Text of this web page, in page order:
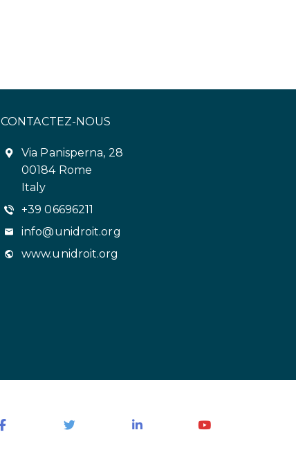
CONTACTEZ-NOUS
Via Panisperna, 28
00184 Rome
Italy
+39 06696211
info@unidroit.org
www.unidroit.org